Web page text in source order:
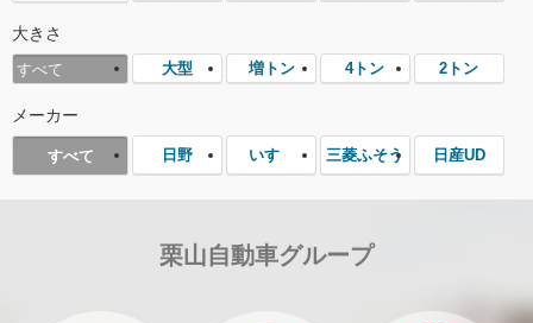
大きさ
すべて 大型 増トン 4トン 2トン
メーカー
すべて 日野 いすゞ 三菱ふそう 日産UD
栗山自動車グループ